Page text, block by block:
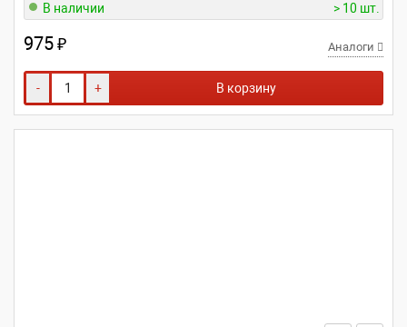
В наличии > 10 шт.
975₽ Аналоги
- + В корзину